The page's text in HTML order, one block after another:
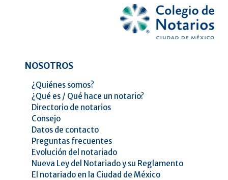
NOSOTROS
¿Quiénes somos?
¿Qué es / Qué hace un notario?
Directorio de notarios
Consejo
Datos de contacto
Preguntas frecuentes
Evolución del notariado
Nueva Ley del Notariado y su Reglamento
El notariado en la Ciudad de México